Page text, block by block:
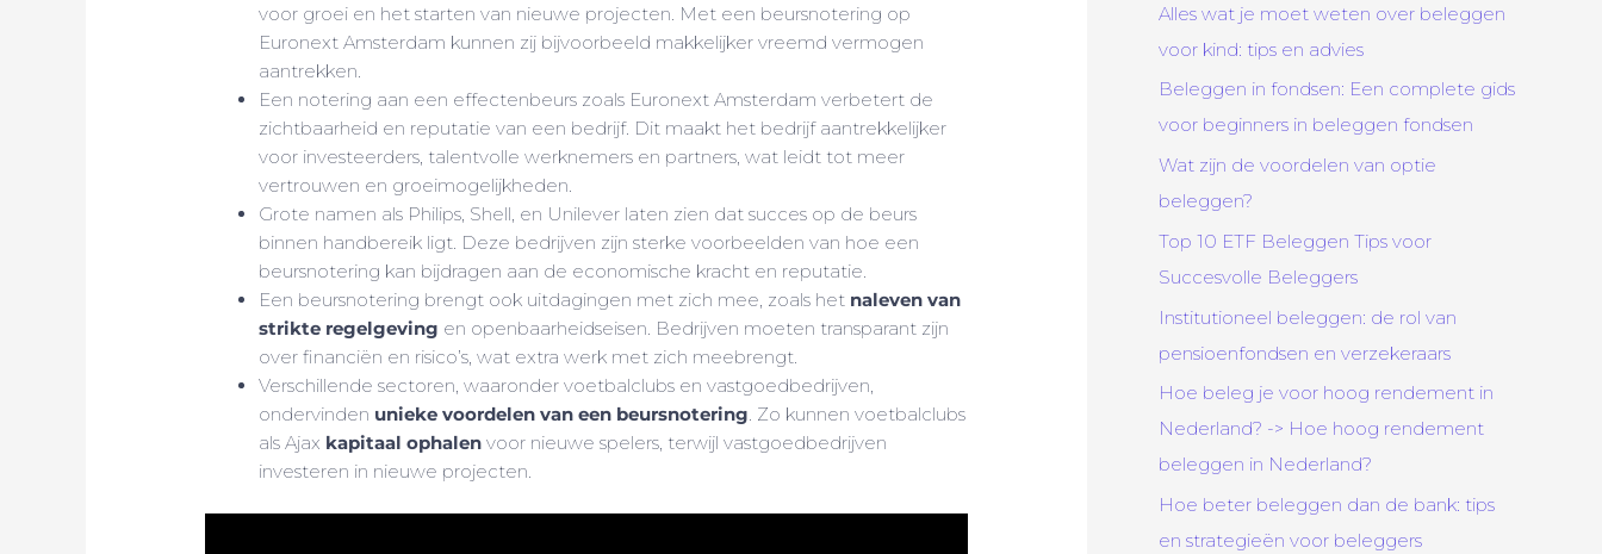
voor groei en het starten van nieuwe projecten. Met een beursnotering op
Euronext Amsterdam kunnen zij bijvoorbeeld makkelijker vreemd vermogen
aantrekken.
Een notering aan een effectenbeurs zoals Euronext Amsterdam verbetert de
zichtbaarheid en reputatie van een bedrijf. Dit maakt het bedrijf aantrekkelijker
voor investeerders, talentvolle werknemers en partners, wat leidt tot meer
vertrouwen en groeimogelijkheden.
Grote namen als Philips, Shell, en Unilever laten zien dat succes op de beurs
binnen handbereik ligt. Deze bedrijven zijn sterke voorbeelden van hoe een
beursnotering kan bijdragen aan de economische kracht en reputatie.
Een beursnotering brengt ook uitdagingen met zich mee, zoals het naleven van
strikte regelgeving en openbaarheidseisen. Bedrijven moeten transparant zijn
over financiën en risico’s, wat extra werk met zich meebrengt.
Verschillende sectoren, waaronder voetbalclubs en vastgoedbedrijven,
ondervinden unieke voordelen van een beursnotering. Zo kunnen voetbalclubs
als Ajax kapitaal ophalen voor nieuwe spelers, terwijl vastgoedbedrijven
investeren in nieuwe projecten.
Alles wat je moet weten over beleggen
voor kind: tips en advies
Beleggen in fondsen: Een complete gids
voor beginners in beleggen fondsen
Wat zijn de voordelen van optie
beleggen?
Top 10 ETF Beleggen Tips voor
Succesvolle Beleggers
Institutioneel beleggen: de rol van
pensioenfondsen en verzekeraars
Hoe beleg je voor hoog rendement in
Nederland? -> Hoe hoog rendement
beleggen in Nederland?
Hoe beter beleggen dan de bank: tips
en strategieën voor beleggers